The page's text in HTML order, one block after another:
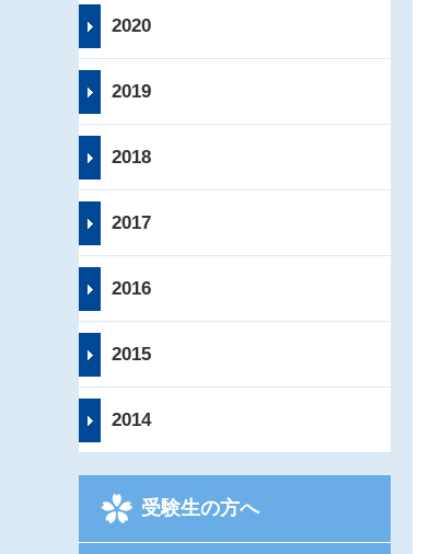
2020
2019
2018
2017
2016
2015
2014
受験生の方へ